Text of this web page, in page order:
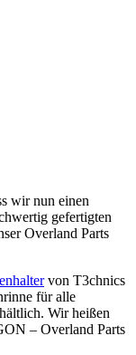
wir nun einen
gefertigten
Overland Parts
von T3chnics
für alle
Wir heißen
– Overland Parts